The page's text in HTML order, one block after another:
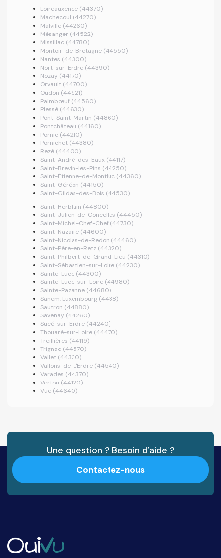
Loireauxence (44370)
Machecoul (44270)
Malville (44260)
Mésanger (44522)
Missillac (44780)
Montoir-de-Bretagne (44550)
Nantes (44300)
Nort-sur-Erdre (44390)
Nozay (44170)
Orvault (44700)
Oudon (44521)
Paimbœuf (44560)
Plessé (44630)
Pont-Saint-Martin (44860)
Pontchâteau (44160)
Pornic (44210)
Pornichet (44380)
Rezé (44400)
Saint-André-des-Eaux (44117)
Saint-Brevin-les-Pins (44250)
Saint-Étienne-de-Montluc (44360)
Saint-Géréon (44150)
Saint-Gildas-des-Bois (44530)
Saint-Herblain (44800)
Saint-Julien-de-Concelles (44450)
Saint-Michel-Chef-Chef (44730)
Saint-Nazaire (44600)
Saint-Nicolas-de-Redon (44460)
Saint-Père-en-Retz (44320)
Saint-Philbert-de-Grand-Lieu (44310)
Saint-Sébastien-sur-Loire (44230)
Sainte-Luce (44300)
Sainte-Luce-sur-Loire (44980)
Sainte-Pazanne (44680)
Sanem, Luxembourg (4438)
Sautron (44880)
Savenay (44260)
Sucé-sur-Erdre (44240)
Thouaré-sur-Loire (44470)
Treillières (44119)
Trignac (44570)
Vallet (44330)
Vallons-de-L'Erdre (44540)
Varades (44370)
Vertou (44120)
Vue (44640)
Une question ? Besoin d’aide ?
Contactez-nous